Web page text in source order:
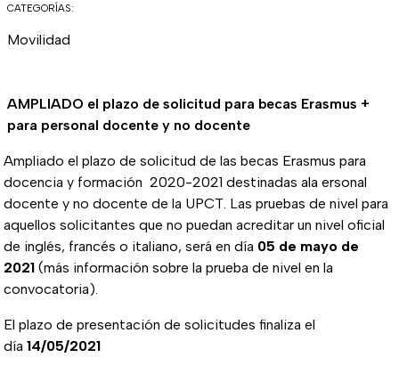
CATEGORÍAS:
Movilidad
AMPLIADO el plazo de solicitud para becas Erasmus +
para personal docente y no docente
Ampliado el plazo de solicitud de las becas Erasmus para
docencia y formación 2020-2021 destinadas ala ersonal
docente y no docente de la UPCT. Las pruebas de nivel para
aquellos solicitantes que no puedan acreditar un nivel oficial
de inglés, francés o italiano, será en día 05 de mayo de
2021 (más información sobre la prueba de nivel en la
convocatoria).
El plazo de presentación de solicitudes finaliza el
día 14/05/2021